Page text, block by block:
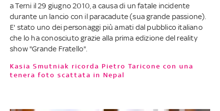
a Terni il 29 giugno 2010, a causa di un fatale incidente
durante un lancio con il paracadute (sua grande passione).
E' stato uno dei personaggi più amati dal pubblico italiano
che lo ha conosciuto grazie alla prima edizione del reality
show "Grande Fratello".
Kasia Smutniak ricorda Pietro Taricone con una
tenera foto scattata in Nepal